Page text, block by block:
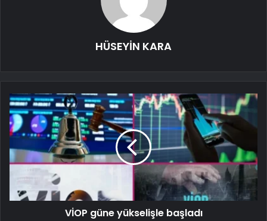
HÜSEYİN KARA
VİOP güne yükselişle başladı